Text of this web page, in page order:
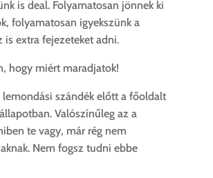
is deal. Folyamatosan jönnek ki
folyamatosan igyekszünk a
is extra fejezeteket adni.
hogy miért maradjatok!
lemondási szándék előtt a főoldalt
Valószínűleg az a
te vagy, már rég nem
Nem fogsz tudni ebbe